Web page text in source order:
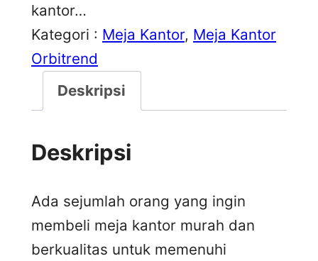
kantor…
Kategori : Meja Kantor, Meja Kantor
Orbitrend
Deskripsi
Deskripsi
Ada sejumlah orang yang ingin
membeli meja kantor murah dan
berkualitas untuk memenuhi